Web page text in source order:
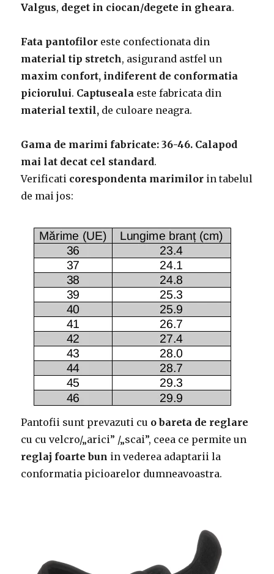
Valgus, deget in ciocan/degete in gheara.
Fata pantofilor este confectionata din
material tip stretch, asigurand astfel un
maxim confort, indiferent de conformatia
piciorului. Captuseala este fabricata din
material textil, de culoare neagra.
Gama de marimi fabricate: 36-46. Calapod
mai lat decat cel standard.
Verificati corespondenta marimilor in tabelul
de mai jos:
Pantofii sunt prevazuti cu o bareta de reglare
cu cu velcro/„arici” /„scai”, ceea ce permite un
reglaj foarte bun in vederea adaptarii la
conformatia picioarelor dumneavoastra.